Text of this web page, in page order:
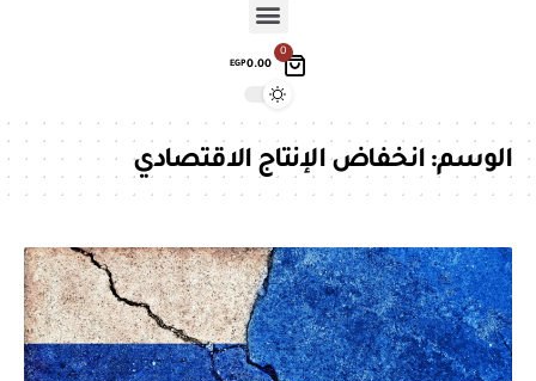
0
EGP0.00
الوسم:انخفاض الإنتاج الاقتصادي